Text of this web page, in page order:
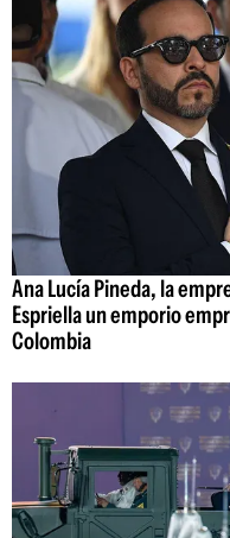
Ana Lucía Pineda, la
Espriella un emporio
Colombia